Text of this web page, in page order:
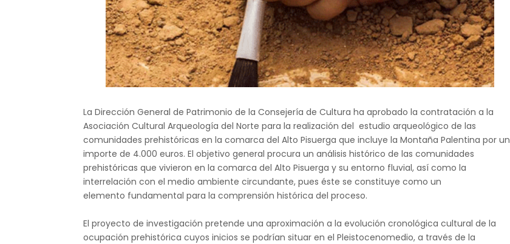
La Dirección General de Patrimonio de la Consejería de Cultura ha aprobado la contratación a la
Asociación Cultural Arqueología del Norte para la realización del estudio arqueológico de las
comunidades prehistóricas en la comarca del Alto Pisuerga que incluye la Montaña Palentina por un
importe de 4.000 euros. El objetivo general procura un análisis histórico de las comunidades
prehistóricas que vivieron en la comarca del Alto Pisuerga y su entorno fluvial, así como la
interrelación con el medio ambiente circundante, pues éste se constituye como un
elemento fundamental para la comprensión histórica del proceso.
El proyecto de investigación pretende una aproximación a la evolución cronológica cultural de la
ocupación prehistórica cuyos inicios se podrían situar en el Pleistocenomedio, a través de la